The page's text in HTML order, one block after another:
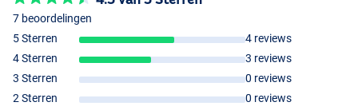
7 beoordelingen
5 Sterren
4 reviews
4 Sterren
3 reviews
3 Sterren
0 reviews
2 Sterren
0 reviews